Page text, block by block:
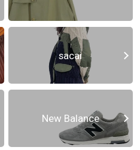
sacai
New Balance